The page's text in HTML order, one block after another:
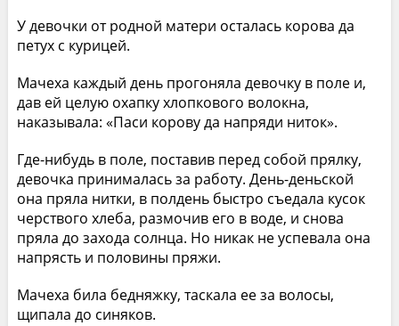
У девочки от родной матери осталась корова да
петух с курицей.
Мачеха каждый день прогоняла девочку в поле и,
дав ей целую охапку хлопкового волокна,
наказывала: «Паси корову да напряди ниток».
Где-нибудь в поле, поставив перед собой прялку,
девочка принималась за работу. День-деньской
она пряла нитки, в полдень быстро съедала кусок
черствого хлеба, размочив его в воде, и снова
пряла до захода солнца. Но никак не успевала она
напрясть и половины пряжи.
Мачеха била бедняжку, таскала ее за волосы,
щипала до синяков.